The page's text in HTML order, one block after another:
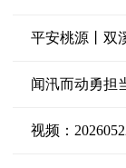
平安桃源丨双
闻汛而动勇担
视频：